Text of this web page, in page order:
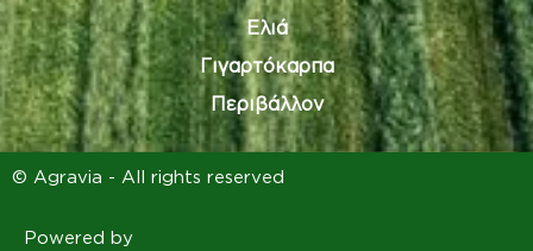
Ελιά
Γιγαρτόκαρπα
Περιβάλλον
© Agravia - All rights reserved
Powered by